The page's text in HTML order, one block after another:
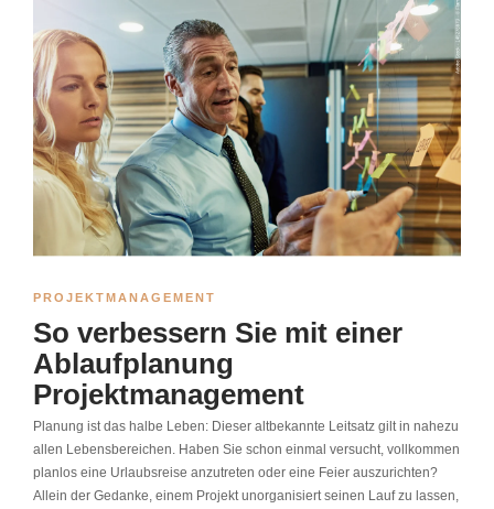
PROJEKTMANAGEMENT
So verbessern Sie mit einer
Ablaufplanung
Projektmanagement
Planung ist das halbe Leben: Dieser altbekannte Leitsatz gilt in nahezu
allen Lebensbereichen. Haben Sie schon einmal versucht, vollkommen
planlos eine Urlaubsreise anzutreten oder eine Feier auszurichten?
Allein der Gedanke, einem Projekt unorganisiert seinen Lauf zu lassen,